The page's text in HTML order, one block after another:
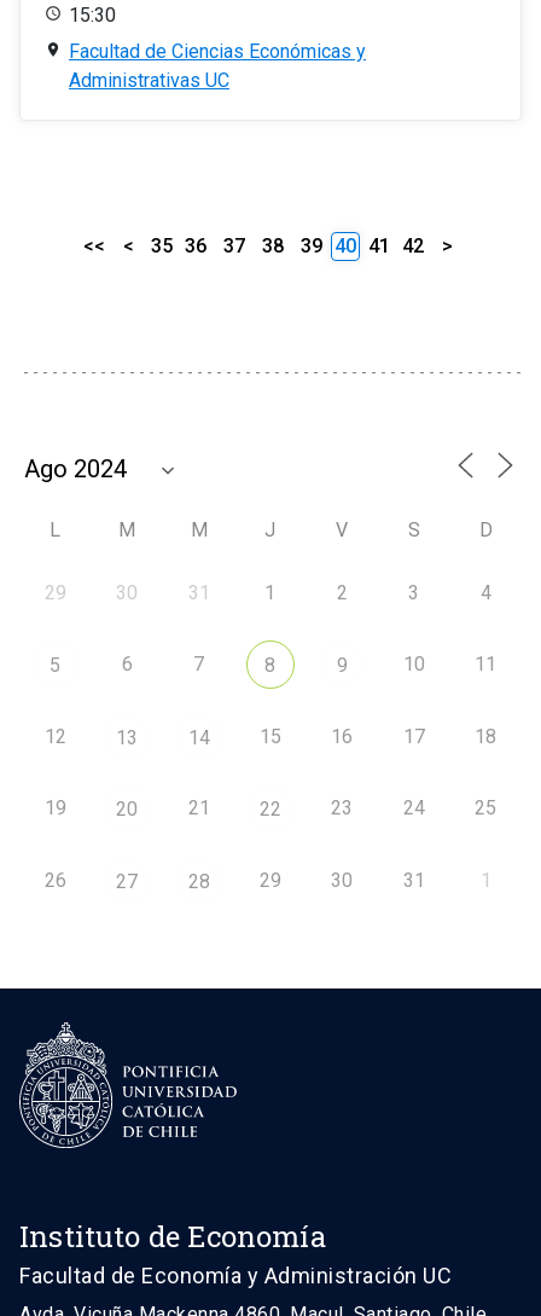
15:30
Facultad de Ciencias Económicas y
Administrativas UC
<< < 35 36 37 38 39 40 41 42 >
L M M J V S D
29 30 31 1 2 3 4
5 6 7 8 9 10 11
12 13 14 15 16 17 18
19 20 21 22 23 24 25
26 27 28 29 30 31 1
Instituto de Economía
Facultad de Economía y Administración UC